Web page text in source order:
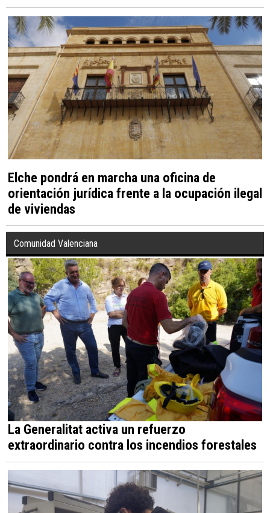
Elche pondrá en marcha una oficina de
orientación jurídica frente a la ocupación ilegal
de viviendas
Comunidad Valenciana
La Generalitat activa un refuerzo
extraordinario contra los incendios forestales